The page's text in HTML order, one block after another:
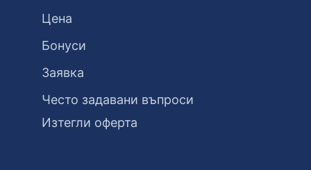
Цена
Бонуси
Заявка
Често задавани въпроси
Изтегли оферта